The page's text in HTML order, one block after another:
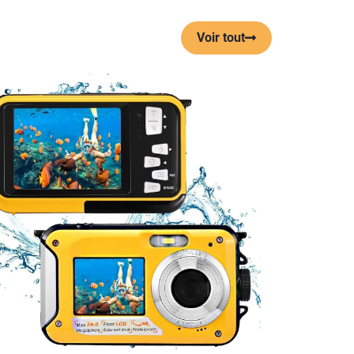
Voir tout